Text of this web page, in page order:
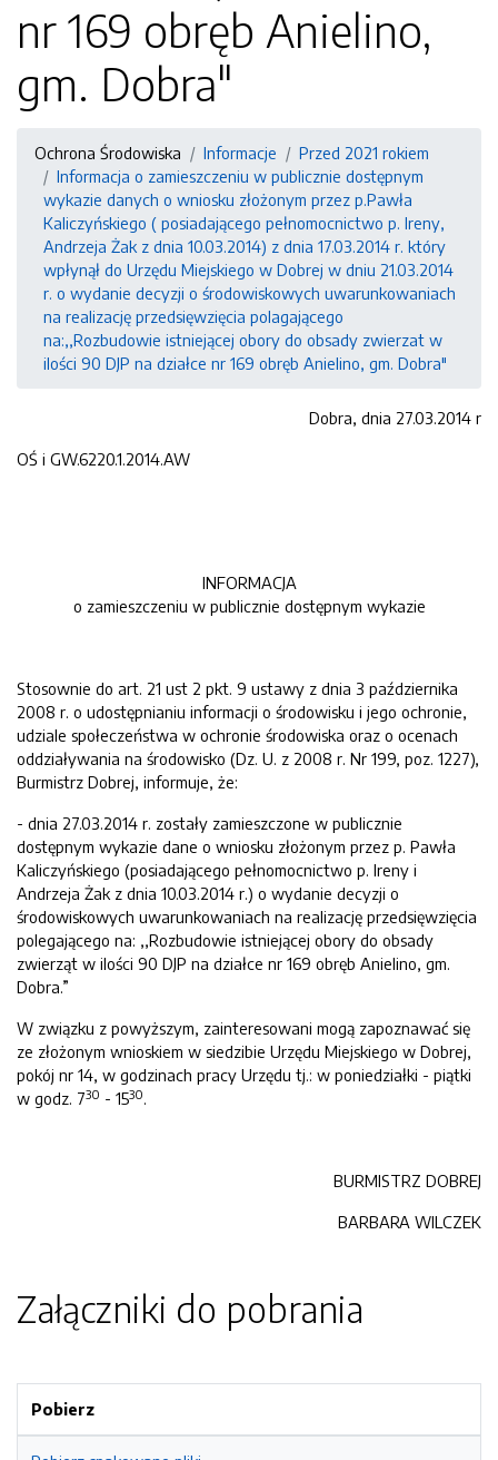
nr 169 obręb Anielino,
gm. Dobra"
Ochrona Środowiska Informacje
Przed 2021 rokiem
Informacja o zamieszczeniu w publicznie dostępnym
wykazie danych o wniosku złożonym przez p.Pawła
Kaliczyńskiego ( posiadającego pełnomocnictwo p. Ireny,
Andrzeja Żak z dnia 10.03.2014) z dnia 17.03.2014 r. który
wpłynął do Urzędu Miejskiego w Dobrej w dniu 21.03.2014
r. o wydanie decyzji o środowiskowych uwarunkowaniach
na realizację przedsięwzięcia polagającego
na:,,Rozbudowie istniejącej obory do obsady zwierzat w
ilości 90 DJP na działce nr 169 obręb Anielino, gm. Dobra"
Dobra, dnia 27.03.2014 r
OŚ i GW.6220.1.2014.AW
INFORMACJA
o zamieszczeniu w publicznie dostępnym wykazie
Stosownie do art. 21 ust 2 pkt. 9 ustawy z dnia 3 października
2008 r. o udostępnianiu informacji o środowisku i jego ochronie,
udziale społeczeństwa w ochronie środowiska oraz o ocenach
oddziaływania na środowisko (Dz. U. z 2008 r. Nr 199, poz. 1227),
Burmistrz Dobrej, informuje, że:
- dnia 27.03.2014 r. zostały zamieszczone w publicznie
dostępnym wykazie dane o wniosku złożonym przez p. Pawła
Kaliczyńskiego (posiadającego pełnomocnictwo p. Ireny i
Andrzeja Żak z dnia 10.03.2014 r.) o wydanie decyzji o
środowiskowych uwarunkowaniach na realizację przedsięwzięcia
polegającego na: ,,Rozbudowie istniejącej obory do obsady
zwierząt w ilości 90 DJP na działce nr 169 obręb Anielino, gm.
Dobra.”
W związku z powyższym, zainteresowani mogą zapoznawać się
ze złożonym wnioskiem w siedzibie Urzędu Miejskiego w Dobrej,
pokój nr 14, w godzinach pracy Urzędu tj.: w poniedziałki - piątki
w godz. 730 - 1530.
BURMISTRZ DOBREJ
BARBARA WILCZEK
Załączniki do pobrania
Pobierz